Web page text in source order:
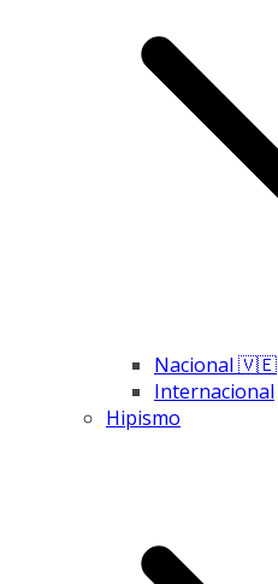
Nacional 🇻🇪
Internacional
Hipismo